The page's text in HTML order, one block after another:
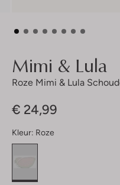
Mimi & Lula
Roze Mimi & Lula
€ 24,99
Kleur: Roze